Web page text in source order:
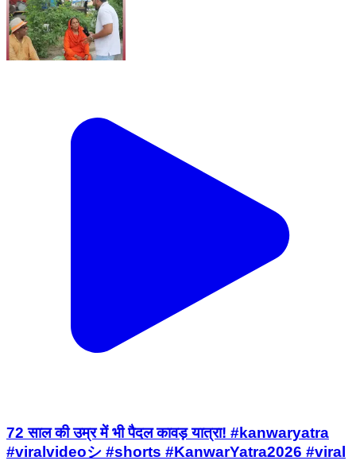
72 साल की उम्र में भी पैदल कावड़ यात्रा! #kanwaryatra
#viralvideoシ #shorts #KanwarYatra2026 #viral